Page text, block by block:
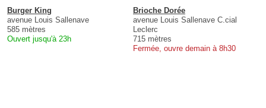
Burger King
avenue Louis Sallenave
585 mètres
Ouvert jusqu'à 23h
Brioche Dorée
avenue Louis Sallenave C.cial
Leclerc
715 mètres
Fermée, ouvre demain à 8h30